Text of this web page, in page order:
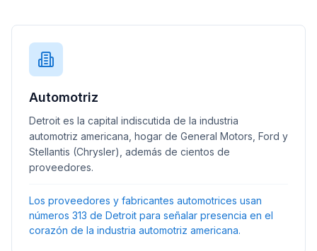
Automotriz
Detroit es la capital indiscutida de la industria
automotriz americana, hogar de General Motors, Ford y
Stellantis (Chrysler), además de cientos de
proveedores.
Los proveedores y fabricantes automotrices usan
números 313 de Detroit para señalar presencia en el
corazón de la industria automotriz americana.